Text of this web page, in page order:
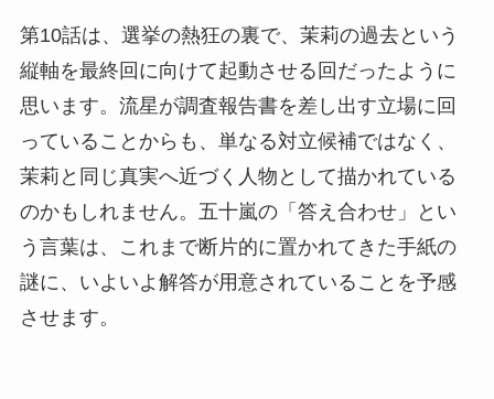
第10話は、選挙の熱狂の裏で、茉莉の過去という
縦軸を最終回に向けて起動させる回だったように
思います。流星が調査報告書を差し出す立場に回
っていることからも、単なる対立候補ではなく、
茉莉と同じ真実へ近づく人物として描かれている
のかもしれません。五十嵐の「答え合わせ」とい
う言葉は、これまで断片的に置かれてきた手紙の
謎に、いよいよ解答が用意されていることを予感
させます。